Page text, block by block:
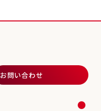
お問い合わせ